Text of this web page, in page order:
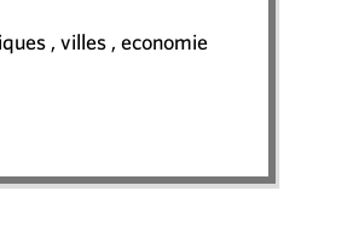
, villes , economie